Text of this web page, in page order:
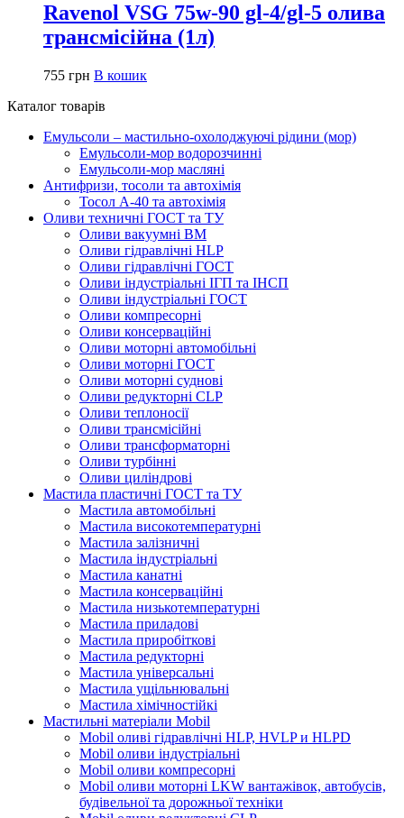
Ravenol VSG 75w-90 gl-4/gl-5 олива
трансмісійна (1л)
755 грн В кошик
Каталог товарів
Емульсоли – мастильно-охолоджуючі рідини (мор)
Емульсоли-мор водорозчинні
Емульсоли-мор масляні
Антифризи, тосоли та автохімія
Тосол А-40 та автохімія
Оливи техничні ГОСТ та ТУ
Оливи вакуумні ВМ
Оливи гідравлічні HLP
Оливи гідравлічні ГОСТ
Оливи індустріальні ІГП та ІНСП
Оливи індустріальні ГОСТ
Оливи компресорні
Оливи консерваційні
Оливи моторні автомобільні
Оливи моторні ГОСТ
Оливи моторні суднові
Оливи редукторні CLP
Оливи теплоносії
Оливи трансмісійні
Оливи трансформаторні
Оливи турбінні
Оливи циліндрові
Мастила пластичні ГОСТ та ТУ
Мастила автомобільні
Мастила високотемпературні
Мастила залізничні
Мастила індустріальні
Мастила канатні
Мастила консерваційні
Мастила низькотемпературні
Мастила приладові
Мастила приробіткові
Мастила редукторні
Мастила універсальні
Мастила ущільнювальні
Мастила хімічностійкі
Мастильні матеріали Mobil
Mobil оливі гідравлічні HLP, HVLP и HLPD
Mobil оливи індустріальні
Mobil оливи компресорні
Mobil оливи моторні LKW вантажівок, автобусів,
будівельної та дорожньої техніки